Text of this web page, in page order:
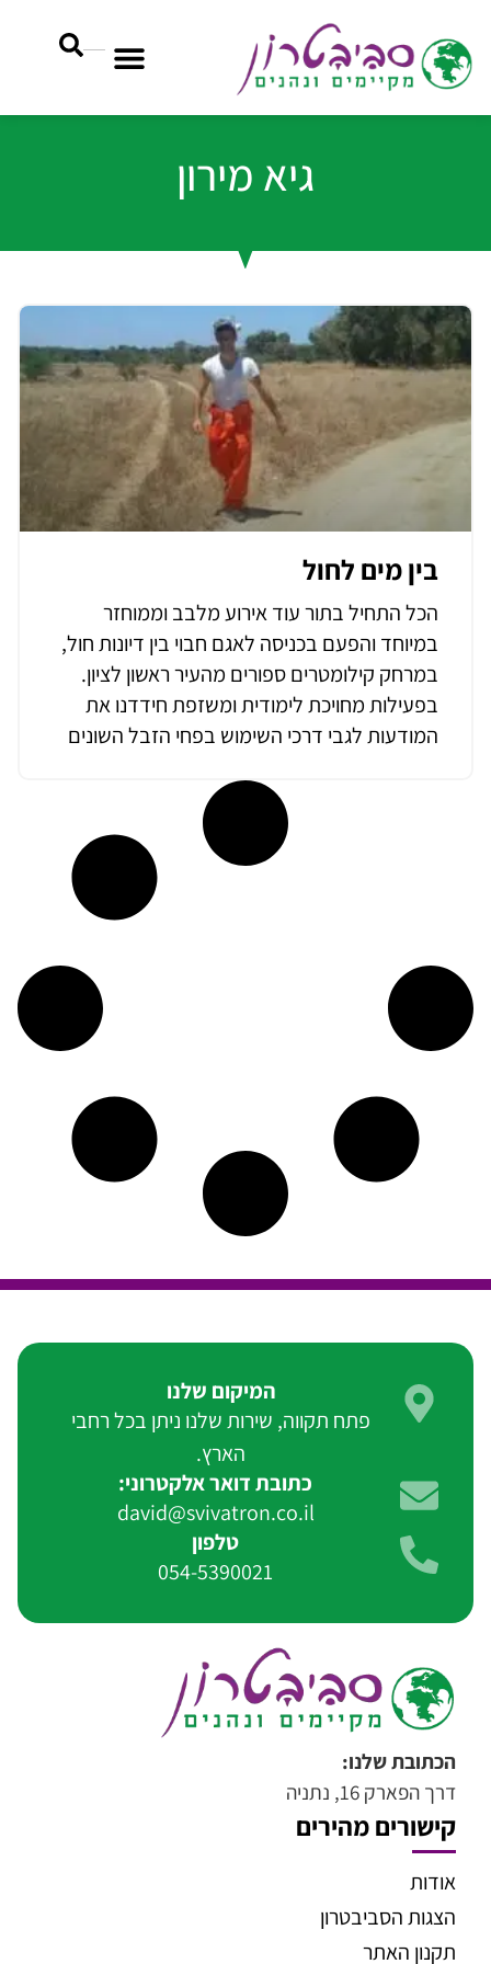
גיא מירון
בין מים לחול
הכל התחיל בתור עוד אירוע מלבב וממוחזר
במיוחד והפעם בכניסה לאגם חבוי בין דיונות חול,
במרחק קילומטרים ספורים מהעיר ראשון לציון.
בפעילות מחויכת לימודית ומשזפת חידדנו את
המודעות לגבי דרכי השימוש בפחי הזבל השונים
המיקום שלנו
פתח תקווה, שירות שלנו ניתן בכל רחבי
הארץ.
כתובת דואר אלקטרוני:
david@svivatron.co.il
טלפון
054-5390021
הכתובת שלנו:
דרך הפארק 16, נתניה
קישורים מהירים
אודות
הצגות הסביבטרון
תקנון האתר